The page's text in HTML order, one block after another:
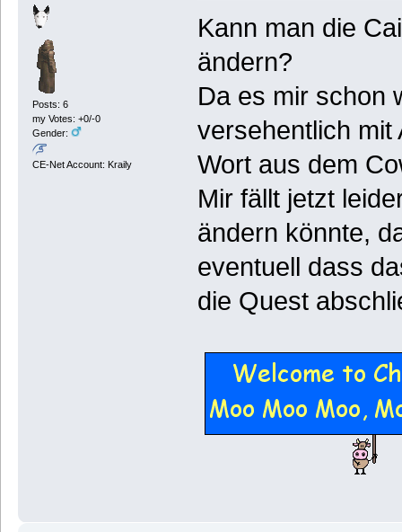
Posts: 6
my Votes: +0/-0
Gender:
CE-Net Account: Kraily
Kann man die
ändern?
Da es mir schon
versehentlich mit
Wort aus dem
Mir fällt jetzt
ändern könnte,
eventuell dass
die Quest